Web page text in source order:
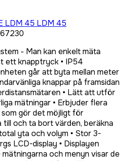
LDM 45 LDM 45
- Man kan enkelt mäta
ett knapptryck • IP54
går att byta mellan meter
knappar på framsidan
• Lätt att utför
mätningar • Erbjuder flera
gör det möjligt för
till och ta bort värden, beräkna
yta och volym • Stor 3-
LCD-display • Displayen
och menyn visar de